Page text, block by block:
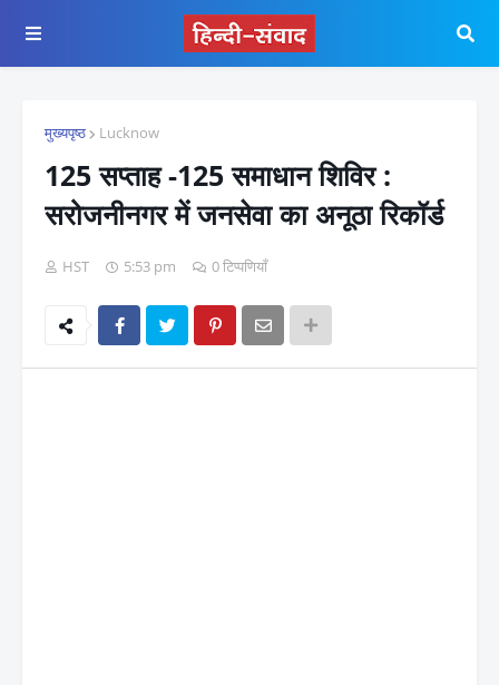
मुख्यपृष्ठ Lucknow
125 सप्ताह -125 समाधान शिविर :
सरोजनीनगर में जनसेवा का अनूठा रिकॉर्ड
HST 5:53 pm 0 टिप्पणियाँ